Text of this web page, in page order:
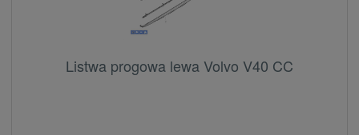
Listwa progowa lewa Volvo V40 CC